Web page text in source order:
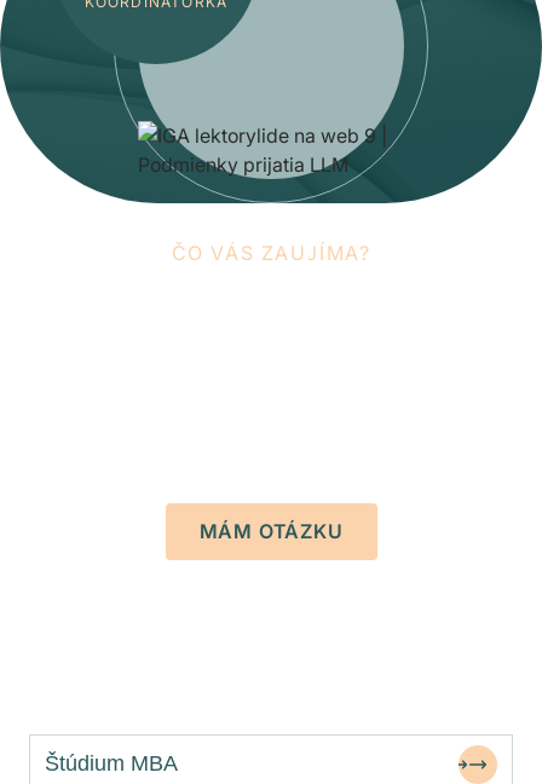
ČO VÁS ZAUJÍMA?
MÁM OTÁZKU
Štúdium MBA